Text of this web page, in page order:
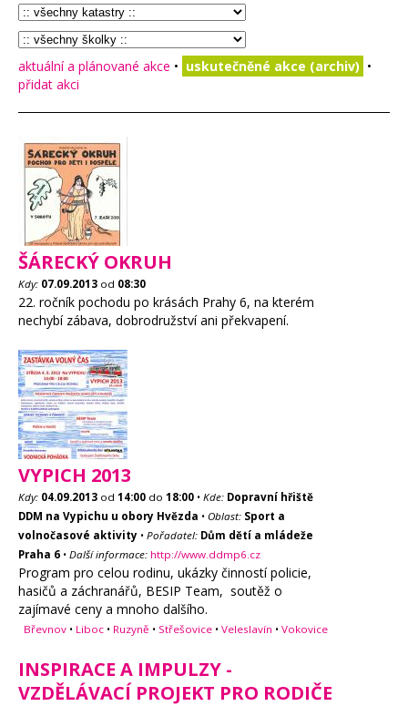
aktuální a plánované akce • uskutečněné akce (archiv) •
přidat akci
ŠÁRECKÝ OKRUH
Kdy: 07.09.2013 od 08:30
22. ročník pochodu po krásách Prahy 6, na kterém
nechybí zábava, dobrodružství ani překvapení.
VYPICH 2013
Kdy: 04.09.2013 od 14:00 do 18:00 • Kde: Dopravní hřiště
DDM na Vypichu u obory Hvězda • Oblast: Sport a
volnočasové aktivity • Pořadatel: Dům dětí a mládeže
Praha 6 • Další informace: http://www.ddmp6.cz
Program pro celou rodinu, ukázky činností policie,
hasičů a záchranářů, BESIP Team, soutěž o
zajímavé ceny a mnoho dalšího.
Břevnov • Liboc • Ruzyně • Střešovice • Veleslavín • Vokovice
INSPIRACE A IMPULZY -
VZDĚLÁVACÍ PROJEKT PRO RODIČE